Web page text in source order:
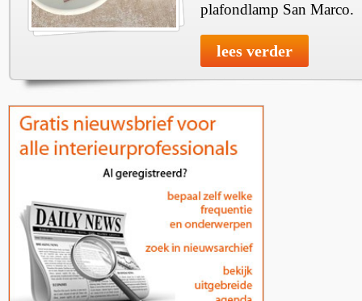
plafondlamp San Marco.
lees verder